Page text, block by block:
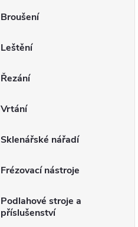
Broušení
Leštění
Řezání
Vrtání
Sklenářské nářadí
Frézovací nástroje
Podlahové stroje a
příslušenství